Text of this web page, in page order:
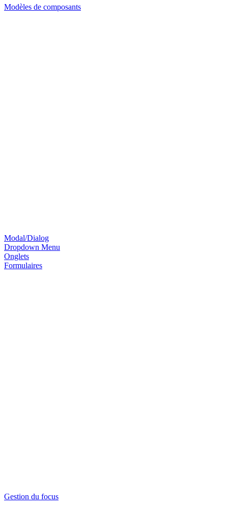
Modèles de composants
Modal/Dialog
Dropdown Menu
Onglets
Formulaires
Gestion du focus